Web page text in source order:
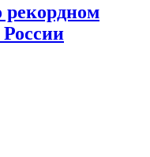
рекордном
России